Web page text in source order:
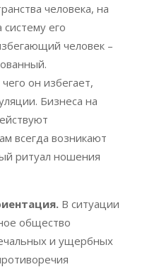
человека, на
его
человек –
он избегает,
Бизнеса на
всегда возникают
ритуал ношения
В ситуации
общество
и ущербных